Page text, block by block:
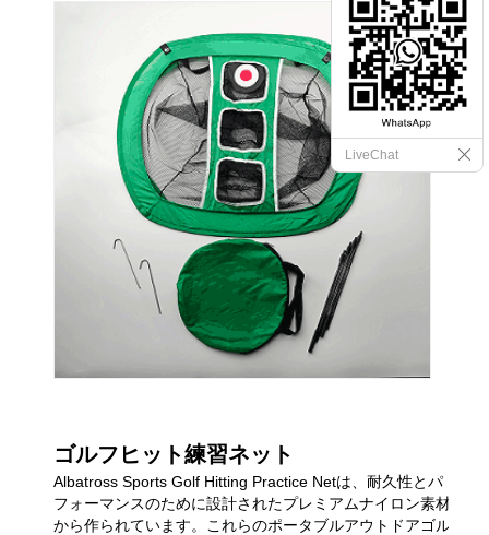
ゴルフヒット練習ネット
Albatross Sports Golf Hitting Practice Netは、耐久性とパ
フォーマンスのために設計されたプレミアムナイロン素材
から作られています。これらのポータブルアウトドアゴル
LiveChat